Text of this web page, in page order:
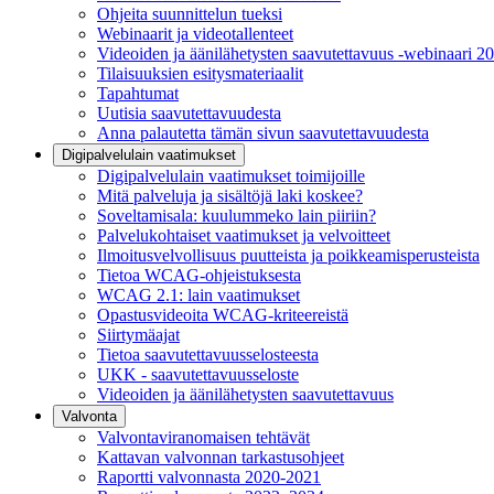
Ohjeita suunnittelun tueksi
Webinaarit ja videotallenteet
Videoiden ja äänilähetysten saavutettavuus -webinaari
Tilaisuuksien esitysmateriaalit
Tapahtumat
Uutisia saavutettavuudesta
Anna palautetta tämän sivun saavutettavuudesta
Digipalvelulain vaatimukset
Digipalvelulain vaatimukset toimijoille
Mitä palveluja ja sisältöjä laki koskee?
Soveltamisala: kuulummeko lain piiriin?
Palvelukohtaiset vaatimukset ja velvoitteet
Ilmoitusvelvollisuus puutteista ja poikkeamisperusteista
Tietoa WCAG-ohjeistuksesta
WCAG 2.1: lain vaatimukset
Opastusvideoita WCAG-kriteereistä
Siirtymäajat
Tietoa saavutettavuusselosteesta
UKK - saavutettavuusseloste
Videoiden ja äänilähetysten saavutettavuus
Valvonta
Valvontaviranomaisen tehtävät
Kattavan valvonnan tarkastusohjeet
Raportti valvonnasta 2020-2021